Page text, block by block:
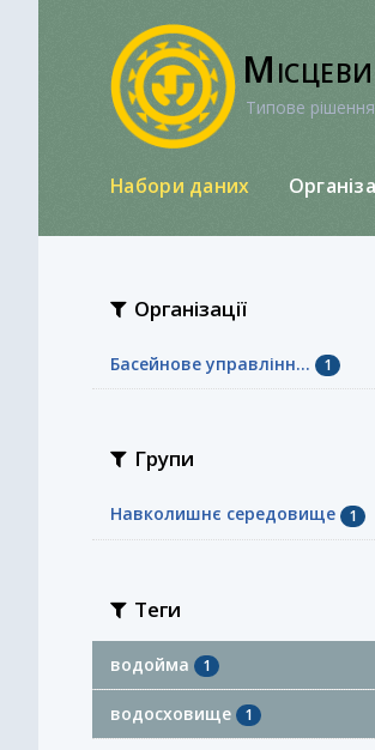
Типове
Набори даних
Організації
Басейнове управлінн... 1
Групи
Навколишнє середовище 1
Теги
водойма 1
водосховище 1